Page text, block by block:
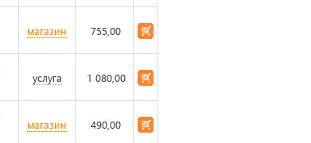
магазин 755,00
услуга 1 080,00
магазин 490,00